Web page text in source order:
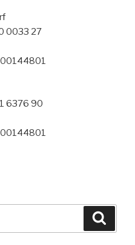
0033 27
6376 90